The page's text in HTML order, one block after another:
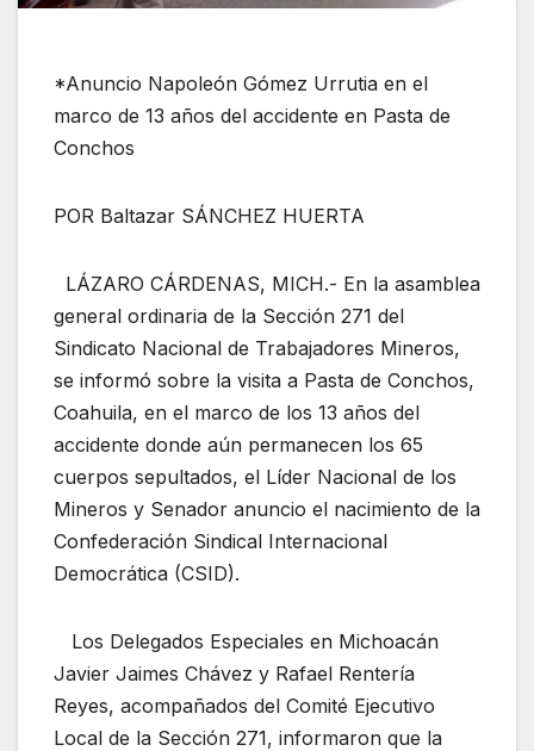
*Anuncio Napoleón Gómez Urrutia en el
marco de 13 años del accidente en Pasta de
Conchos
POR Baltazar SÁNCHEZ HUERTA
LÁZARO CÁRDENAS, MICH.- En la asamblea
general ordinaria de la Sección 271 del
Sindicato Nacional de Trabajadores Mineros,
se informó sobre la visita a Pasta de Conchos,
Coahuila, en el marco de los 13 años del
accidente donde aún permanecen los 65
cuerpos sepultados, el Líder Nacional de los
Mineros y Senador anuncio el nacimiento de la
Confederación Sindical Internacional
Democrática (CSID).
Los Delegados Especiales en Michoacán
Javier Jaimes Chávez y Rafael Rentería
Reyes, acompañados del Comité Ejecutivo
Local de la Sección 271, informaron que la